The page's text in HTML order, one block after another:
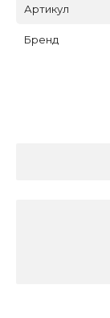
Артикул
Бренд